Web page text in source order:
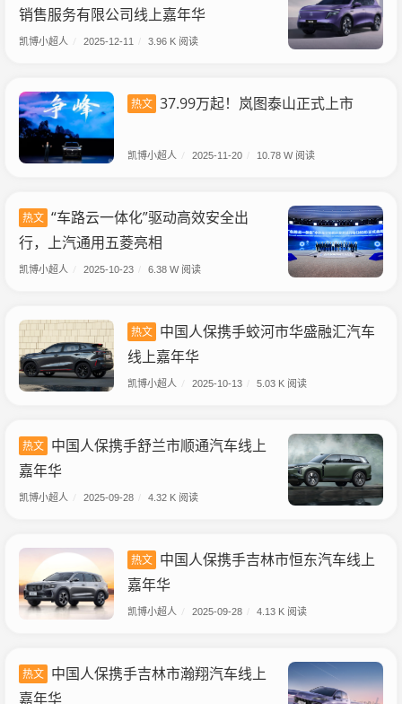
销售服务有限公司线上嘉年华
凯博小超人 2025-12-11 3.96 K 阅读
热文 37.99万起！岚图泰山正式上市
凯博小超人 2025-11-20 10.78 W 阅读
热文 “车路云一体化”驱动高效安全出
行，上汽通用五菱亮相
凯博小超人 2025-10-23 6.38 W 阅读
热文 中国人保携手蛟河市华盛融汇汽车
线上嘉年华
凯博小超人 2025-10-13 5.03 K 阅读
热文 中国人保携手舒兰市顺通汽车线上
嘉年华
凯博小超人 2025-09-28 4.32 K 阅读
热文 中国人保携手吉林市恒东汽车线上
嘉年华
凯博小超人 2025-09-28 4.13 K 阅读
热文 中国人保携手吉林市瀚翔汽车线上
嘉年华